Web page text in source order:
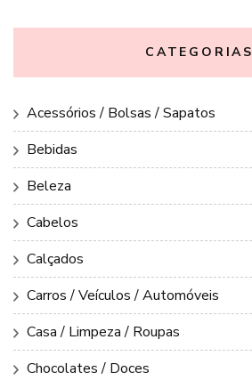
CATEGORIAS
Acessórios / Bolsas / Sapatos
Bebidas
Beleza
Cabelos
Calçados
Carros / Veículos / Automóveis
Casa / Limpeza / Roupas
Chocolates / Doces